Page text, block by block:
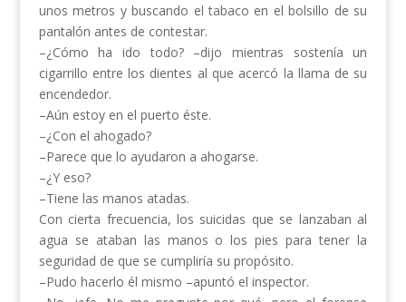
unos metros y buscando el tabaco en el bolsillo de su
pantalón antes de contestar.
–¿Cómo ha ido todo? –dijo mientras sostenía un
cigarrillo entre los dientes al que acercó la llama de su
encendedor.
–Aún estoy en el puerto éste.
–¿Con el ahogado?
–Parece que lo ayudaron a ahogarse.
–¿Y eso?
–Tiene las manos atadas.
Con cierta frecuencia, los suicidas que se lanzaban al
agua se ataban las manos o los pies para tener la
seguridad de que se cumpliría su propósito.
–Pudo hacerlo él mismo –apuntó el inspector.